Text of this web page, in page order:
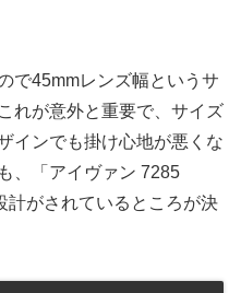
で45mmレンズ幅というサ
れが意外と重要で、サイズ
インでも掛け心地が悪くな
、「アイヴァン 7285
計がされているところが決